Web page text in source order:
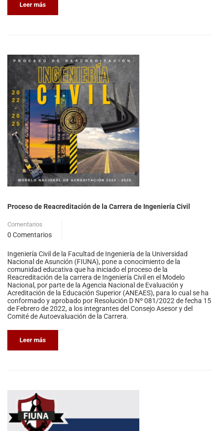
Leer más
Proceso de Reacreditación de la Carrera de Ingeniería Civil
Comentarios
0 Comentarios
Ingeniería Civil de la Facultad de Ingeniería de la Universidad
Nacional de Asunción (FIUNA), pone a conocimiento de la
comunidad educativa que ha iniciado el proceso de la
Reacreditación de la carrera de Ingeniería Civil en el Modelo
Nacional, por parte de la Agencia Nacional de Evaluación y
Acreditación de la Educación Superior (ANEAES), para lo cual se ha
conformado y aprobado por Resolución D Nº 081/2022 de fecha 15
de Febrero de 2022, a los integrantes del Consejo Asesor y del
Comité de Autoevaluación de la Carrera.
Leer más